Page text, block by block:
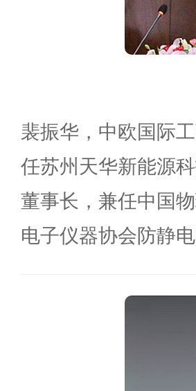
裴振华，中欧国际
任苏州天华新能源
董事长，兼任中国
电子仪器协会防静